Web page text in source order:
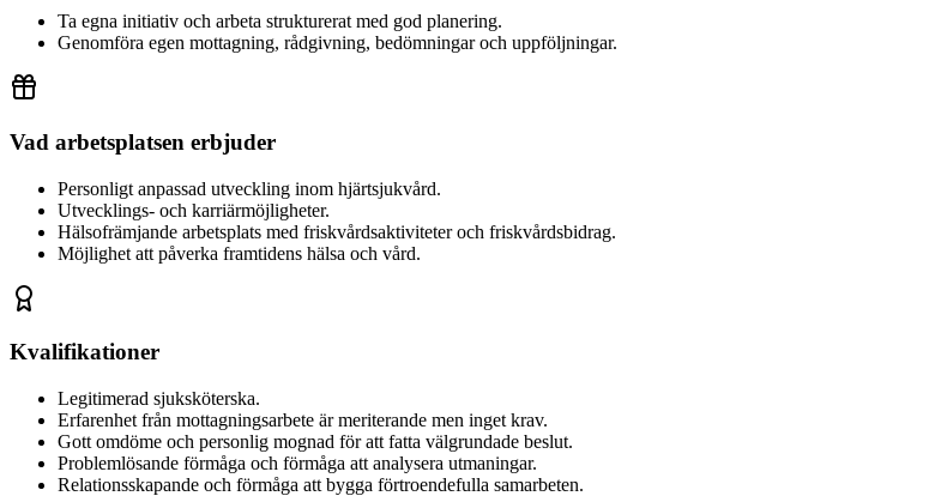
Ta egna initiativ och arbeta strukturerat med god planering.
Genomföra egen mottagning, rådgivning, bedömningar och uppföljningar.
Vad arbetsplatsen erbjuder
Personligt anpassad utveckling inom hjärtsjukvård.
Utvecklings- och karriärmöjligheter.
Hälsofrämjande arbetsplats med friskvårdsaktiviteter och friskvårdsbidrag.
Möjlighet att påverka framtidens hälsa och vård.
Kvalifikationer
Legitimerad sjuksköterska.
Erfarenhet från mottagningsarbete är meriterande men inget krav.
Gott omdöme och personlig mognad för att fatta välgrundade beslut.
Problemlösande förmåga och förmåga att analysera utmaningar.
Relationsskapande och förmåga att bygga förtroendefulla samarbeten.